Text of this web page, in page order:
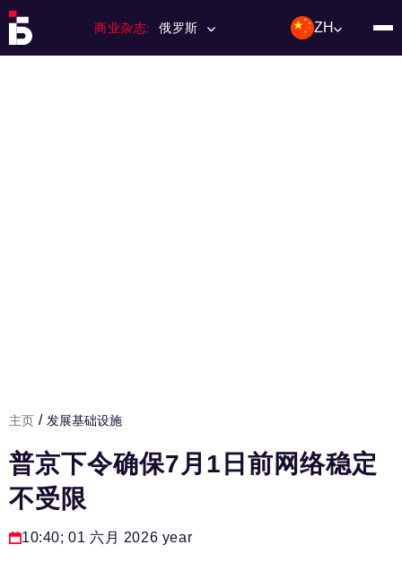
商业杂志: 俄罗斯 ZH
人力资源部
房间人
法律实务
主页 / 发展基础设施
普京下令确保7月1日前网络稳定
不受限
10:40; 01 六月 2026 year